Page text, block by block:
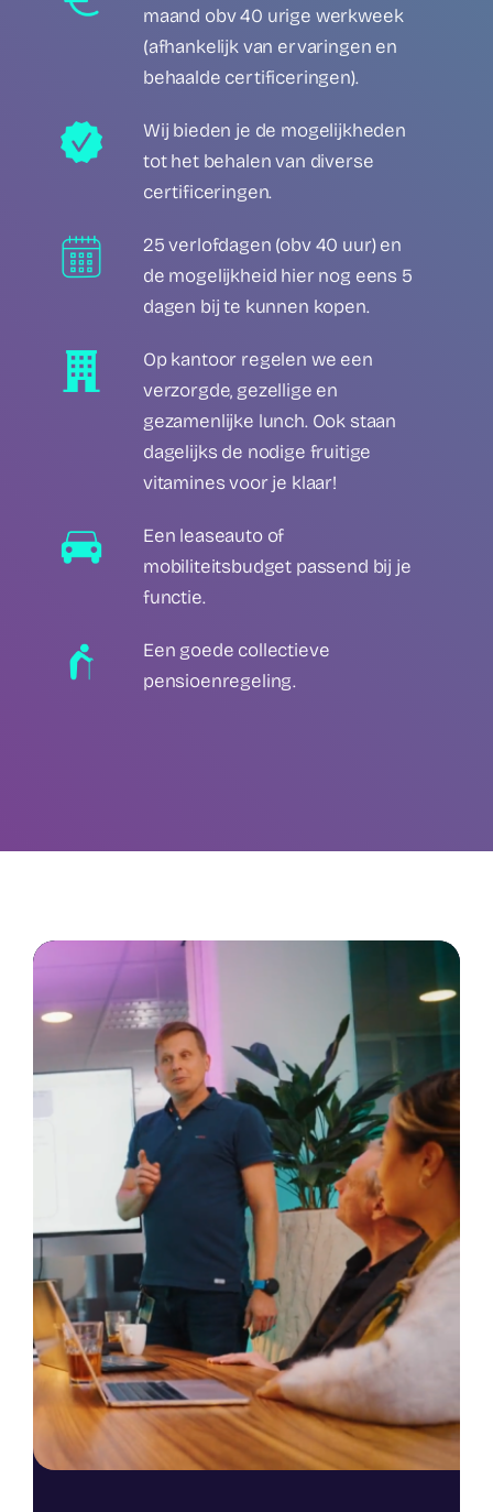
maand obv 40 urige werkweek
(afhankelijk van ervaringen en
behaalde certificeringen).
Wij bieden je de mogelijkheden
tot het behalen van diverse
certificeringen.
25 verlofdagen (obv 40 uur) en
de mogelijkheid hier nog eens 5
dagen bij te kunnen kopen.
Op kantoor regelen we een
verzorgde, gezellige en
gezamenlijke lunch. Ook staan
dagelijks de nodige fruitige
vitamines voor je klaar!
Een leaseauto of
mobiliteitsbudget passend bij je
functie.
Een goede collectieve
pensioenregeling.